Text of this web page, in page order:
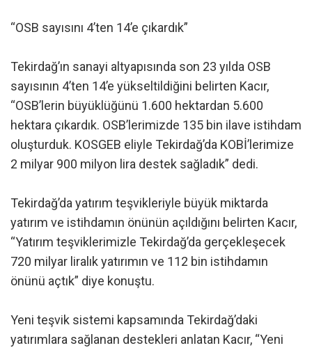
“OSB sayısını 4’ten 14’e çıkardık”
Tekirdağ’ın sanayi altyapısında son 23 yılda OSB
sayısının 4’ten 14’e yükseltildiğini belirten Kacır,
“OSB’lerin büyüklüğünü 1.600 hektardan 5.600
hektara çıkardık. OSB’lerimizde 135 bin ilave istihdam
oluşturduk. KOSGEB eliyle Tekirdağ’da KOBİ’lerimize
2 milyar 900 milyon lira destek sağladık” dedi.
Tekirdağ’da yatırım teşvikleriyle büyük miktarda
yatırım ve istihdamın önünün açıldığını belirten Kacır,
“Yatırım teşviklerimizle Tekirdağ’da gerçekleşecek
720 milyar liralık yatırımın ve 112 bin istihdamın
önünü açtık” diye konuştu.
Yeni teşvik sistemi kapsamında Tekirdağ’daki
yatırımlara sağlanan destekleri anlatan Kacır, “Yeni